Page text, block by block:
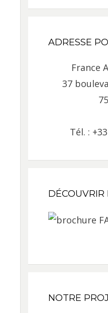
ADRESSE
France
37
Tél. :
DÉCOUVRIR
NOTRE